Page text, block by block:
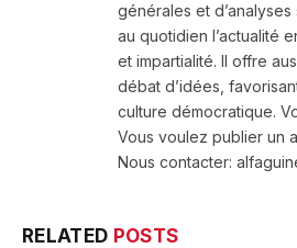
générales et
au quotidien l’actualité
et impartialité. Il offre
débat d’idées,
culture démocratique.
Vous voulez publier un
Nous contacter:
RELATED POSTS